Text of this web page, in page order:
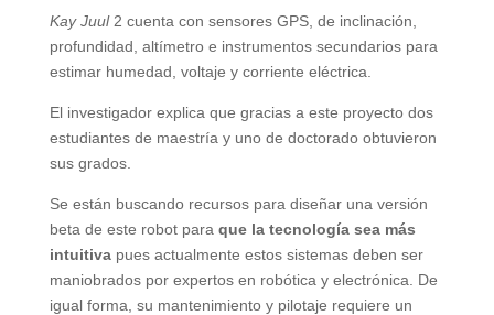
Kay Juul2 cuenta con sensores GPS, de inclinación,
profundidad, altímetro e instrumentos secundarios para
estimar humedad, voltaje y corriente eléctrica.
El investigador explica que gracias a este proyecto dos
estudiantes de maestría y uno de doctorado obtuvieron
sus grados.
Se están buscando recursos para diseñar una versión
beta de este robot para que la tecnología sea más
intuitivapues actualmente estos sistemas deben ser
maniobrados por expertos en robótica y electrónica. De
igual forma, su mantenimiento y pilotaje requiere un